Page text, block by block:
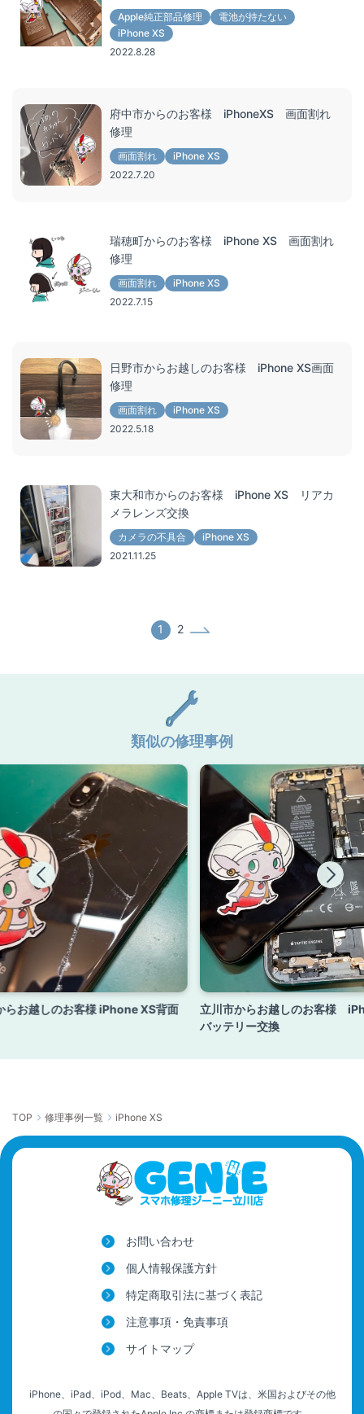
Apple純正部品修理
電池が持たない
iPhone XS
2022.8.28
府中市からのお客様 iPhoneXS 画面割れ
修理
画面割れ
iPhone XS
2022.7.20
瑞穂町からのお客様 iPhone XS 画面割れ
修理
画面割れ
iPhone XS
2022.7.15
日野市からお越しのお客様 iPhone XS画面
修理
画面割れ
iPhone XS
2022.5.18
東大和市からのお客様 iPhone XS リアカ
メラレンズ交換
カメラの不具合
iPhone XS
2021.11.25
1 2
類似の修理事例
らお越しのお客様 iPhone XS背面
立川市からお越しのお客様
バッテリー交換
TOP 修理事例一覧 iPhone XS
お問い合わせ
個人情報保護方針
特定商取引法に基づく表記
注意事項・免責事項
サイトマップ
iPhone、iPad、iPod、Mac、Beats、Apple TVは、米国およびその他